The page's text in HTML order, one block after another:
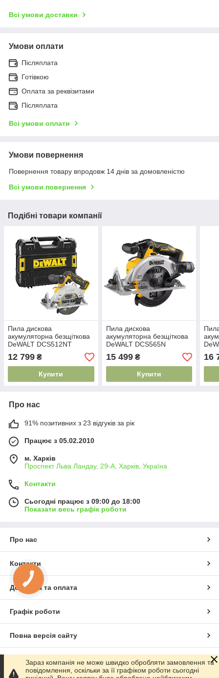
Всі умови доставки
Умови оплати
Післяплата
Готівкою
Оплата за реквізитами
Післяплата
Всі умови оплати
Умови повернення
Повернення товару впродовж 14 днів за домовленістю
Всі умови повернення
Подібні товари компанії
Пила дискова
акумуляторна безщіткова
DeWALT DCS512NT
12 799 ₴
Купити
Пила дискова
акумуляторна безщіткова
DeWALT DCS565N
15 499₴
Купити
16
Про нас
91% позитивних з 23 відгуків за рік
Працює з 05.02.2010
м. Харків
Проспект Льва Ландау, 29-А, Харків, Україна
Контакти
Сьогодні працює з 09:00 до 18:00
Показати весь графік роботи
Про нас
Контакти
Доставка та оплата
Графік роботи
Повна версія сайту
Сайт створено на маркетплейсіProm.ua
Зараз компанія не може швидко обробляти замовлення та
повідомлення, оскільки за її графіком роботи сьогодні